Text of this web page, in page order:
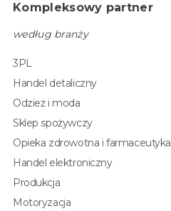
Kompleksowy partner
według branży
3PL
Handel detaliczny
Odzież i moda
Sklep spożywczy
Opieka zdrowotna i farmaceutyka
Handel elektroniczny
Produkcja
Motoryzacja